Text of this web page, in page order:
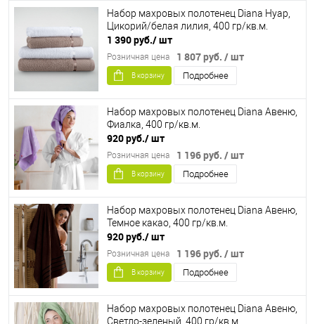
Набор махровых полотенец Diana Нуар,
Цикорий/белая лилия, 400 гр/кв.м.
1 390 руб./ шт
1 807 руб. / шт
Розничная цена
В корзину Подробнее
Набор махровых полотенец Diana Авеню,
Фиалка, 400 гр/кв.м.
920 руб./ шт
1 196 руб. / шт
Розничная цена
В корзину Подробнее
Набор махровых полотенец Diana Авеню,
Темное какао, 400 гр/кв.м.
920 руб./ шт
1 196 руб. / шт
Розничная цена
В корзину Подробнее
Набор махровых полотенец Diana Авеню,
Светло-зеленый, 400 гр/кв.м.